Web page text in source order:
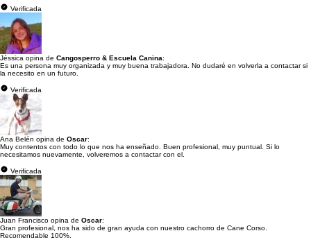
Verificada
Jéssica opina de Cangosperro & Escuela Canina:
Es una persona muy organizada y muy buena trabajadora. No dudaré en volverla a contactar si
la necesito en un futuro.
Verificada
Ana Belén opina de Oscar:
Muy contentos con todo lo que nos ha enseñado. Buen profesional, muy puntual. Si lo
necesitamos nuevamente, volveremos a contactar con el.
Verificada
Juan Francisco opina de Oscar:
Gran profesional, nos ha sido de gran ayuda con nuestro cachorro de Cane Corso.
Recomendable 100%.